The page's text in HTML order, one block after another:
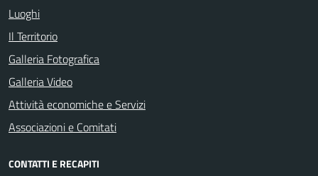
Luoghi
Il Territorio
Galleria Fotografica
Galleria Video
Attività economiche e Servizi
Associazioni e Comitati
CONTATTI E RECAPITI